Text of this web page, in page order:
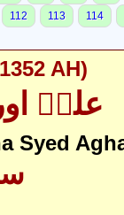
112 113
114
AH)
1352 علیؑ
Syed